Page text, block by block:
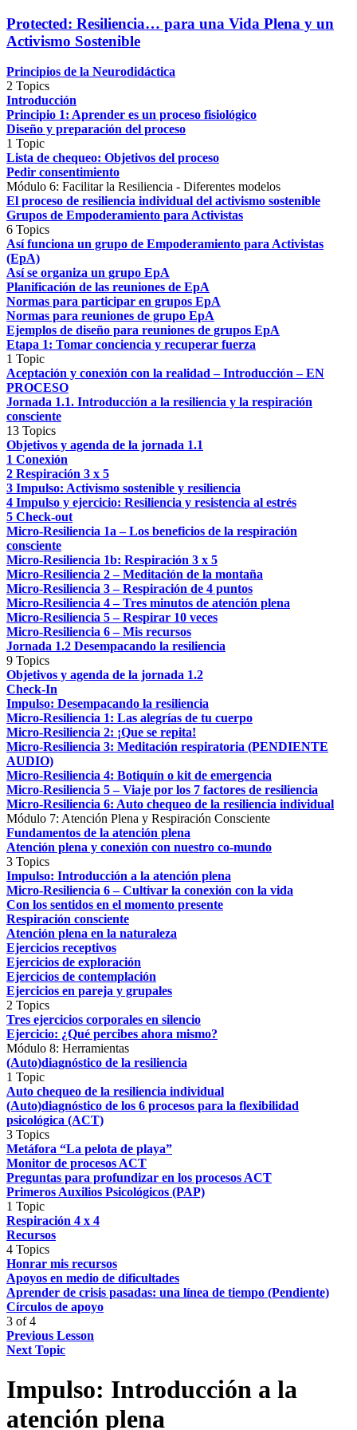
Protected: Resiliencia… para una Vida Plena y un
Activismo Sostenible
Principios de la Neurodidáctica
2 Topics
Introducción
Principio 1: Aprender es un proceso fisiológico
Diseño y preparación del proceso
1 Topic
Lista de chequeo: Objetivos del proceso
Pedir consentimiento
Módulo 6: Facilitar la Resiliencia - Diferentes modelos
El proceso de resiliencia individual del activismo sostenible
Grupos de Empoderamiento para Activistas
6 Topics
Así funciona un grupo de Empoderamiento para Activistas
(EpA)
Así se organiza un grupo EpA
Planificación de las reuniones de EpA
Normas para participar en grupos EpA
Normas para reuniones de grupo EpA
Ejemplos de diseño para reuniones de grupos EpA
Etapa 1: Tomar conciencia y recuperar fuerza
1 Topic
Aceptación y conexión con la realidad – Introducción – EN
PROCESO
Jornada 1.1. Introducción a la resiliencia y la respiración
consciente
13 Topics
Objetivos y agenda de la jornada 1.1
1 Conexión
2 Respiración 3 x 5
3 Impulso: Activismo sostenible y resiliencia
4 Impulso y ejercicio: Resiliencia y resistencia al estrés
5 Check-out
Micro-Resiliencia 1a – Los beneficios de la respiración
consciente
Micro-Resiliencia 1b: Respiración 3 x 5
Micro-Resiliencia 2 – Meditación de la montaña
Micro-Resiliencia 3 – Respiración de 4 puntos
Micro-Resiliencia 4 – Tres minutos de atención plena
Micro-Resiliencia 5 – Respirar 10 veces
Micro-Resiliencia 6 – Mis recursos
Jornada 1.2 Desempacando la resiliencia
9 Topics
Objetivos y agenda de la jornada 1.2
Check-In
Impulso: Desempacando la resiliencia
Micro-Resiliencia 1: Las alegrías de tu cuerpo
Micro-Resiliencia 2: ¡Que se repita!
Micro-Resiliencia 3: Meditación respiratoria (PENDIENTE
AUDIO)
Micro-Resiliencia 4: Botiquín o kit de emergencia
Micro-Resiliencia 5 – Viaje por los 7 factores de resiliencia
Micro-Resiliencia 6: Auto chequeo de la resiliencia individual
Módulo 7: Atención Plena y Respiración Consciente
Fundamentos de la atención plena
Atención plena y conexión con nuestro co-mundo
3 Topics
Impulso: Introducción a la atención plena
Micro-Resiliencia 6 – Cultivar la conexión con la vida
Con los sentidos en el momento presente
Respiración consciente
Atención plena en la naturaleza
Ejercicios receptivos
Ejercicios de exploración
Ejercicios de contemplación
Ejercicios en pareja y grupales
2 Topics
Tres ejercicios corporales en silencio
Ejercicio: ¿Qué percibes ahora mismo?
Módulo 8: Herramientas
(Auto)diagnóstico de la resiliencia
1 Topic
Auto chequeo de la resiliencia individual
(Auto)diagnóstico de los 6 procesos para la flexibilidad
psicológica (ACT)
3 Topics
Metáfora “La pelota de playa”
Monitor de procesos ACT
Preguntas para profundizar en los procesos ACT
Primeros Auxilios Psicológicos (PAP)
1 Topic
Respiración 4 x 4
Recursos
4 Topics
Honrar mis recursos
Apoyos en medio de dificultades
Aprender de crisis pasadas: una línea de tiempo (Pendiente)
Círculos de apoyo
3 of 4
Previous Lesson
Next Topic
Impulso: Introducción a la
atención plena